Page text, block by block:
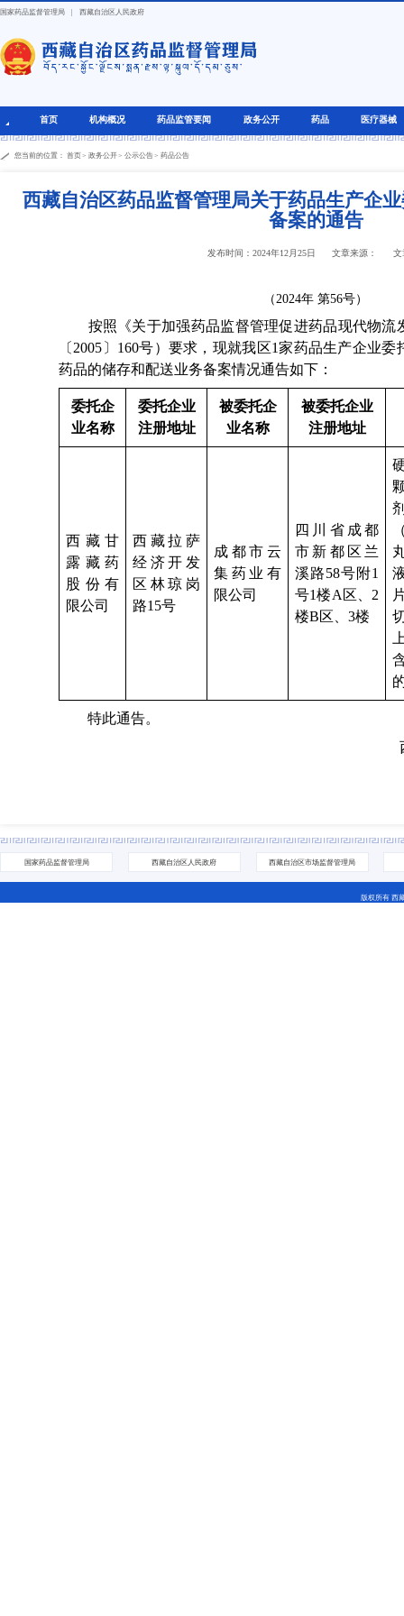
国家药品监督管理局 | 西藏自治区人民政府
首页 机构概况 药品监管要闻 政务公开 药品 医疗器械
您当前的位置： 首页> 政务公开> 公示公告> 药品公告
西藏自治区药品监督管理局关于药品生产企
备案的通告
发布时间：2024年12月25日 文章来源： 文
（2024年 第56号）
按照《关于加强药品监督管理促进药品现代物流
〔2005〕160号）要求，现就我区1家药品生产企业
药品的储存和配送业务备案情况通告如下：
委托企
业名称
委托企业
注册地址
被委托企
业名称
被委托企业
注册地址
西藏甘
露藏药
股份有
限公司
西藏拉萨
经济开发
区林琼岗
路15号
成都市云
集药业有
限公司
四川省成都
市新都区兰
溪路58号附1
号1楼A区、2
楼B区、3楼
特此通告。
国家药品监督管理局 西藏自治区人民政府 西藏自治区市场监督管理局
版权所有 西